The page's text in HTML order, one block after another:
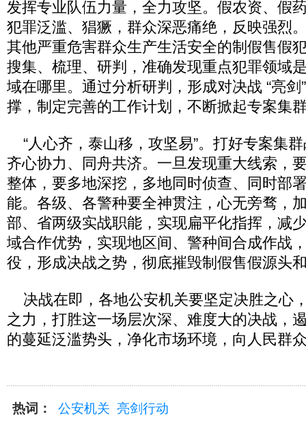
发挥专业队伍力量，全力攻坚。假农资、假
犯罪泛滥、猖獗，群众深恶痛绝，反映强烈
其他严重危害群众生产生活安全的制假售假
搜集、梳理、研判，准确发现重点犯罪领域
域在哪里。通过分析研判，形成对决战 “亮剑
撑，制定完善的工作计划，不断掀起专案集
“人心齐，泰山移，攻坚易”。打好专案集
齐心协力、同舟共济。一旦发现重大线索，
整体，要多地深挖，多地同时侦查、同时部
能。各级、各警种要全神贯注，心无旁骛，
部、省两级实战职能，实现扁平化指挥，减
域合作优势，实现地区间、警种间合成作战
役，形成决战之势，彻底摧毁制假售假源头
决战在即，各地公安机关要坚定决胜之心
之力，打胜这一场层次深、难度大的决战，
的蔓延泛滥势头，净化市场环境，向人民群
热词： 公安机关 亮剑行动